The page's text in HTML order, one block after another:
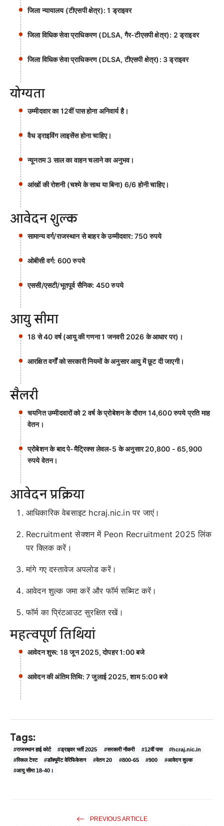
जिला न्यायालय (टीएसपी क्षेत्र): 1 ड्राइवर
जिला विधिक सेवा प्राधिकरण (DLSA, गैर-टीएसपी क्षेत्र): 2 ड्राइवर
जिला विधिक सेवा प्राधिकरण (DLSA, टीएसपी क्षेत्र): 3 ड्राइवर
योग्यता
उम्मीदवार का 12वीं पास होना अनिवार्य है।
वैध ड्राइविंग लाइसेंस होना चाहिए।
न्यूनतम 3 साल का वाहन चलाने का अनुभव।
आंखों की रोशनी (चश्मे के साथ या बिना) 6/6 होनी चाहिए।
आवेदन शुल्क
सामान्य वर्ग/राजस्थान से बाहर के उम्मीदवार: 750 रुपये
ओबीसी वर्ग: 600 रुपये
एससी/एसटी/भूतपूर्व सैनिक: 450 रुपये
आयु सीमा
18 से 40 वर्ष (आयु की गणना 1 जनवरी 2026 के आधार पर)।
आरक्षित वर्गों को सरकारी नियमों के अनुसार आयु में छूट दी जाएगी।
सैलरी
चयनित उम्मीदवारों को 2 वर्ष के प्रोबेशन के दौरान 14,600 रुपये प्रति माह
वेतन।
प्रोबेशन के बाद पे-मैट्रिक्स लेवल-5 के अनुसार 20,800 - 65,900
रुपये वेतन।
आवेदन प्रक्रिया
आधिकारिक वेबसाइट hcraj.nic.in पर जाएं।
Recruitment सेक्शन में Peon Recruitment 2025 लिंक
पर क्लिक करें।
मांगे गए दस्तावेज अपलोड करें।
आवेदन शुल्क जमा करें और फॉर्म सब्मिट करें।
फॉर्म का प्रिंटआउट सुरक्षित रखें।
महत्वपूर्ण तिथियां
आवेदन शुरू: 18 जून 2025, दोपहर 1:00 बजे
आवेदन की अंतिम तिथि: 7 जुलाई 2025, शाम 5:00 बजे
Tags:
#राजस्थान हाई कोर्ट #ड्राइवर भर्ती 2025 #सरकारी नौकरी #12वीं पास
#hcraj.nic.in
#स्किल टेस्ट
#डॉक्यूमेंट वेरिफिकेशन #वेतन 20 #800-65 #900
#आवेदन शुल्क
#आयु सीमा 18-40।
PREVIOUS ARTICLE